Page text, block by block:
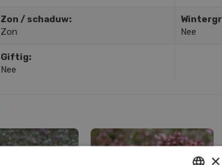
Zon / schaduw:
Zon
Nee
Giftig:
Nee
×